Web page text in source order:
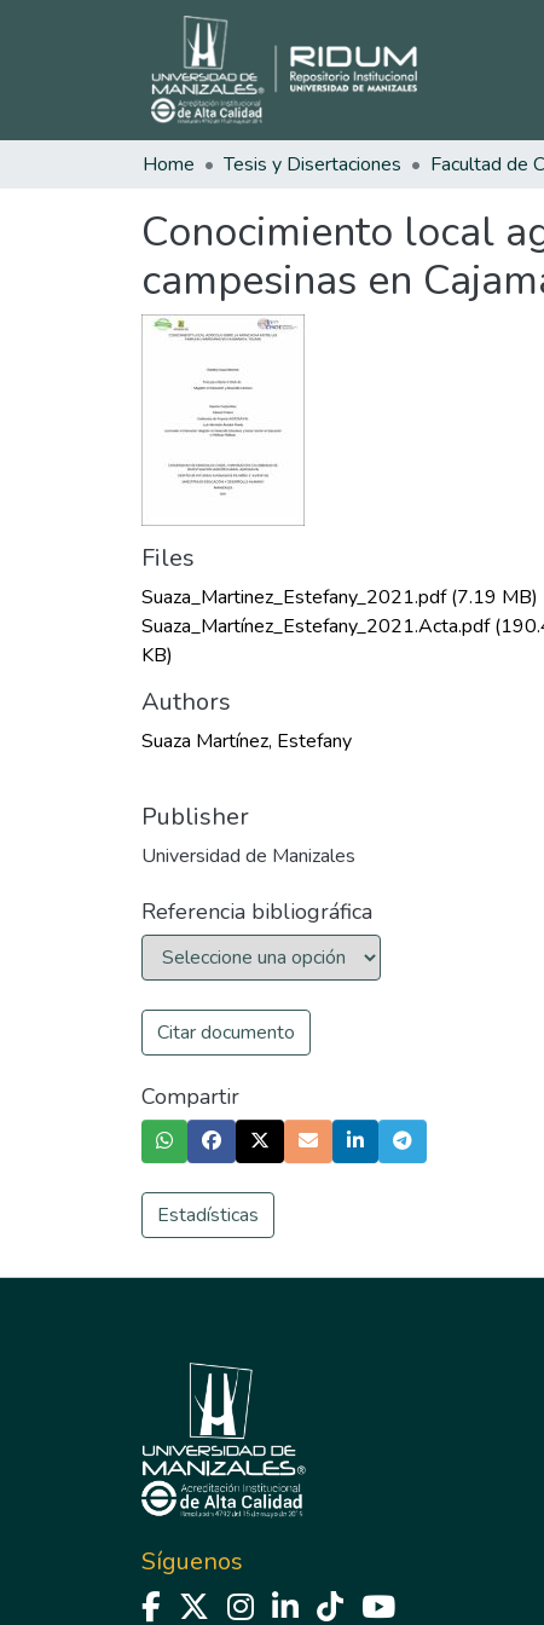
Home Tesis y Disertaciones
Conocimiento local
campesinas en
Files
Suaza_Martinez_Estefany_2021.pdf(7.19 MB)
Suaza_Martínez_Estefany_2021.Acta.pdf
KB)
Authors
Suaza Martínez, Estefany
Publisher
Universidad de Manizales
Referencia bibliográfica
Citar documento
Compartir
Estadísticas
Síguenos